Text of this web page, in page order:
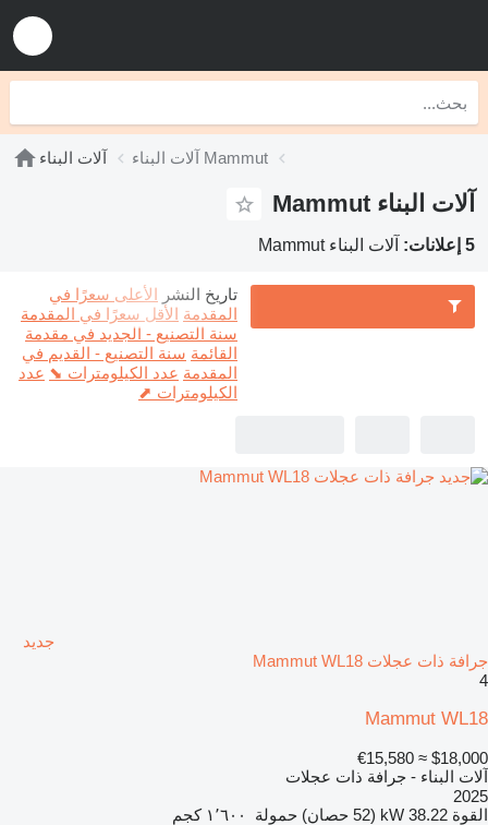
آلات البناء آلات البناء Mammut
آلات البناء Mammut
5 إعلانات: آلات البناء Mammut
تاريخ النشر الأعلى سعرًا في
المقدمة الأقل سعرًا في المقدمة
سنة التصنيع - الجديد في مقدمة
القائمة سنة التصنيع - القديم في
المقدمة عدد الكيلومترات ⬊ عدد
الكيلومترات ⬈
جديد
جرافة ذات عجلات Mammut WL18
4
Mammut WL18
$18,000
≈ €15,580
آلات البناء - جرافة ذات عجلات
2025
القوة 38.22 kW (52 حصان) حمولة
١٬٦٠٠ كجم